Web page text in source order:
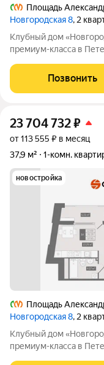
Площадь
Новгородская 8, 2
Клубный дом «Новгородская 8» новый
премиум-класса в
Новгородской улице
инфраструктурой, в
Позвонить
23 704 732₽
от 113 555 ₽ в месяц
37,9 м²
1-комн.
новостройка
Площадь
Новгородская 8, 2
Клубный дом «Новгородская 8» новый
премиум-класса в